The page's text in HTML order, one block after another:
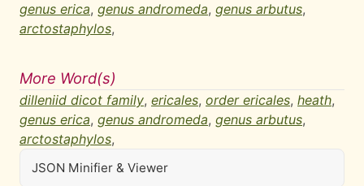
genus erica, genus andromeda, genus arbutus,
arctostaphylos,
More Word(s)
dilleniid dicot family, ericales, order ericales, heath,
genus erica, genus andromeda, genus arbutus,
arctostaphylos,
JSON Minifier & Viewer